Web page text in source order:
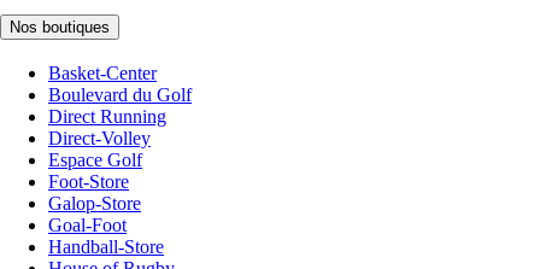
Nos boutiques
Basket-Center
Boulevard du Golf
Direct Running
Direct-Volley
Espace Golf
Foot-Store
Galop-Store
Goal-Foot
Handball-Store